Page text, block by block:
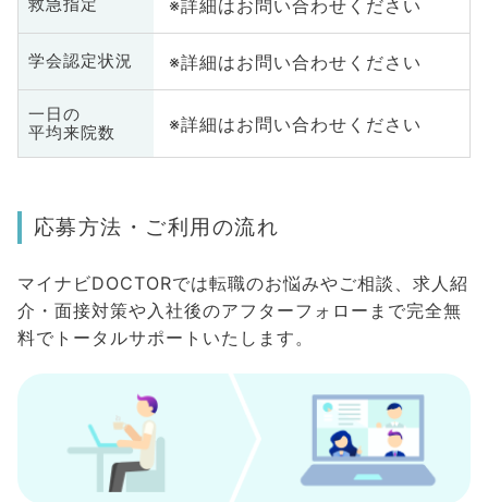
救急指定 ※詳細はお問い合わせください
学会認定状況 ※詳細はお問い合わせください
一日の
平均来院数
※詳細はお問い合わせください
応募方法・ご利用の流れ
マイナビDOCTORでは転職のお悩みやご相談、求人紹
介・面接対策や入社後のアフターフォローまで完全無
料でトータルサポートいたします。